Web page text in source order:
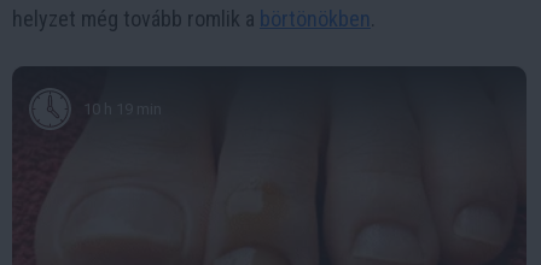
helyzet még tovább romlik a börtönökben
10 h 19 min